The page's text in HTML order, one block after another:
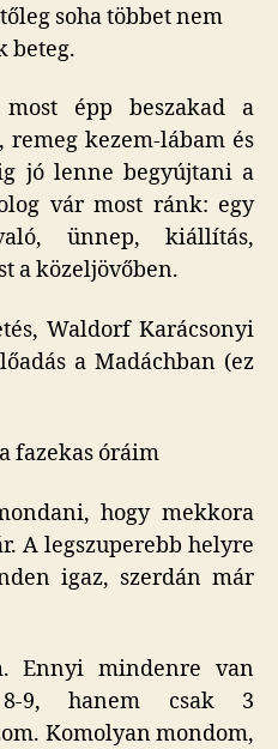
soha többet nem
beteg.
épp beszakad a
remeg kezem-lábam és
jó lenne begyújtani a
vár most ránk: egy
ünnep, kiállítás,
a közeljövőben.
Waldorf Karácsonyi
a Madáchban (ez
fazekas óráim
hogy mekkora
A legszuperebb helyre
igaz, szerdán már
Ennyi mindenre van
9, hanem csak 3
Komolyan mondom,